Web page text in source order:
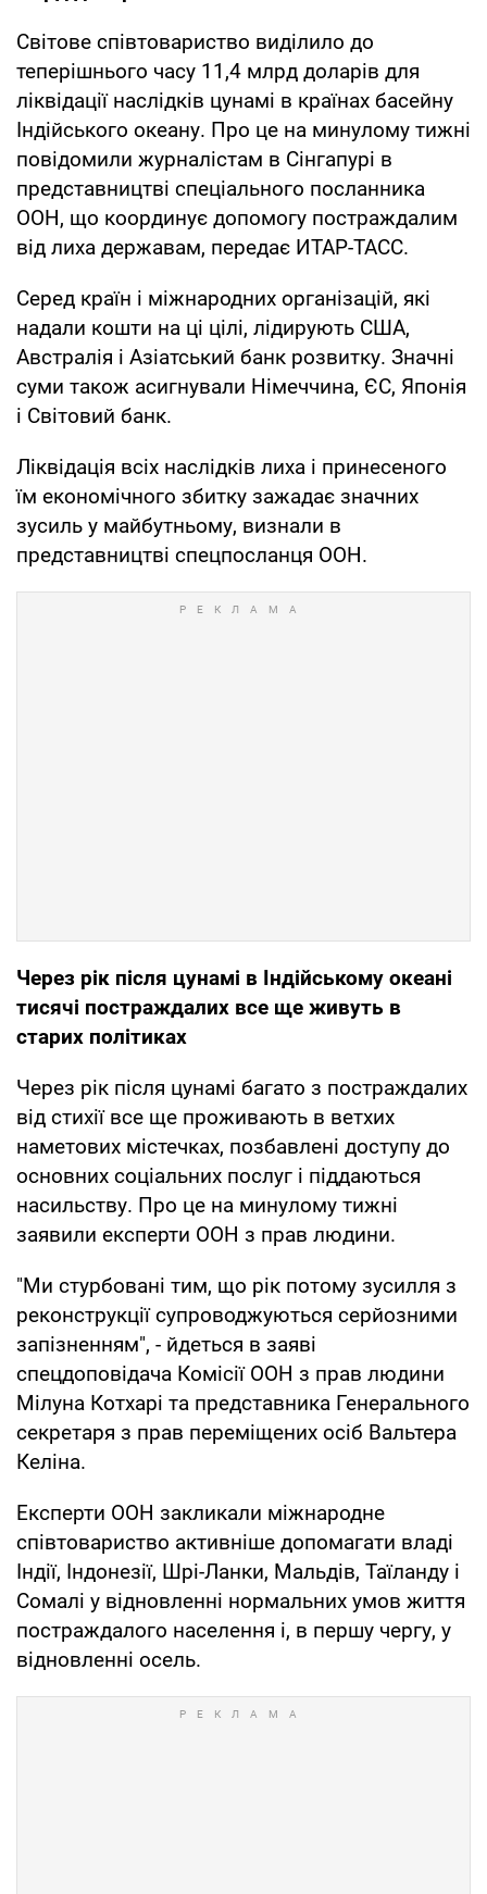
Світове співтовариство виділило до
теперішнього часу 11,4 млрд доларів для
ліквідації наслідків цунамі в країнах басейну
Індійського океану. Про це на минулому тижні
повідомили журналістам в Сінгапурі в
представництві спеціального посланника
ООН, що координує допомогу постраждалим
від лиха державам, передає ИТАР-ТАСС.
Серед країн і міжнародних організацій, які
надали кошти на ці цілі, лідирують США,
Австралія і Азіатський банк розвитку. Значні
суми також асигнували Німеччина, ЄС, Японія
і Світовий банк.
Ліквідація всіх наслідків лиха і принесеного
їм економічного збитку зажадає значних
зусиль у майбутньому, визнали в
представництві спецпосланця ООН.
Через рік після цунамі в Індійському океані
тисячі постраждалих все ще живуть в
старих політиках
Через рік після цунамі багато з постраждалих
від стихії все ще проживають в ветхих
наметових містечках, позбавлені доступу до
основних соціальних послуг і піддаються
насильству. Про це на минулому тижні
заявили експерти ООН з прав людини.
"Ми стурбовані тим, що рік потому зусилля з
реконструкції супроводжуються серйозними
запізненням", - йдеться в заяві
спецдоповідача Комісії ООН з прав людини
Мілуна Котхарі та представника Генерального
секретаря з прав переміщених осіб Вальтера
Келіна.
Експерти ООН закликали міжнародне
співтовариство активніше допомагати владі
Індії, Індонезії, Шрі-Ланки, Мальдів, Таїланду і
Сомалі у відновленні нормальних умов життя
постраждалого населення і, в першу чергу, у
відновленні осель.